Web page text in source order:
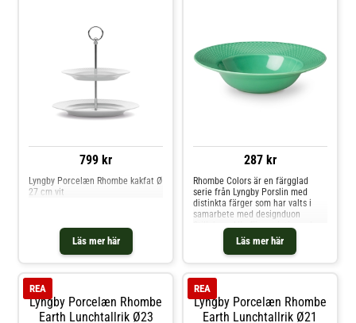
799 kr
Läs mer här
Lyngby Porcelæn Rhombe kakfat Ø
27 cm vit
287 kr
Läs mer här
Rhombe Colors är en färgglad
serie från Lyngby Porslin med
distinkta färger som har valts i
samarbete med designduon
Stilleben. Alla färgvariationer kan
blandas kors och tvärs
tillsammans eller med det vita
Rhome-porslinet. Det klassiska
härstammar från Lyngby Porslins
a
Lyngby Porcelæn Rhombe
Earth Lunchtallrik Ø23
REA
Lyngby Porcelæn Rhombe
Earth Lunchtallrik Ø21
REA